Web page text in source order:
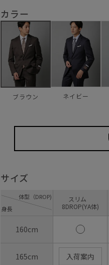
カラー
ブラウン ネイビー
サイズ
身長
体型（DROP)
スリム
8DROP(YA体)
160cm
165cm 入荷案内